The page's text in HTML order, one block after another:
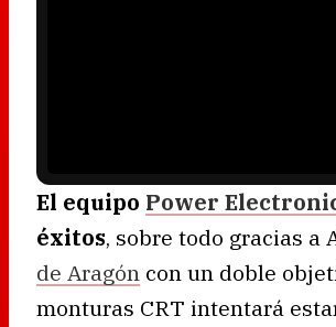
El equipo Power
éxitos, sobre todo gracias a
de Aragón con un doble
monturas CRT intentará